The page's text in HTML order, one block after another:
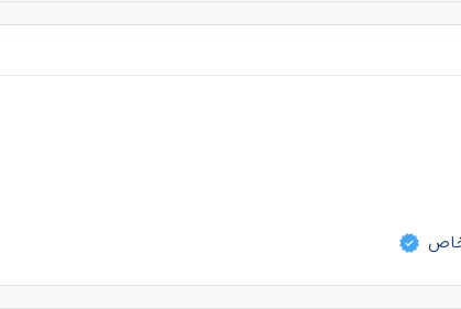
خاص